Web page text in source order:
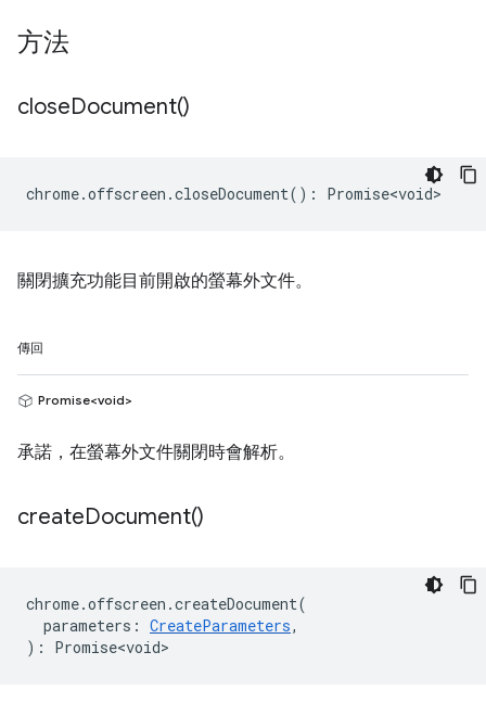
方法
closeDocument()
chrome.offscreen .closeDocument() : Promise<void>
關閉擴充功能目前開啟的螢幕外文件。
傳回
Promise<void>
承諾，在螢幕外文件關閉時會解析。
createDocument()
chrome.offscreen .createDocument(
parameters : CreateParameters,
) : Promise<void>